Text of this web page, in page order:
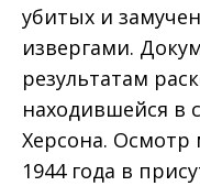
убитых и
извергами.
результатам
находившейся в
Херсона. Осмотр
1944 года в